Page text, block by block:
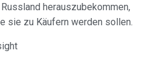
herauszubekommen,
sie zu Käufern werden sollen.